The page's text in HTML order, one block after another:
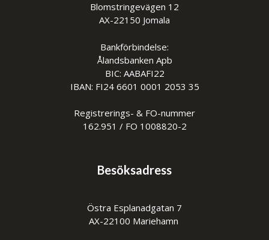
Blomstringevägen 12
AX-22150 Jomala
Bankförbindelse:
Ålandsbanken Apb
BIC: AABAFI22
IBAN: FI24 6601 0001 2053 35
Registrerings- & FO-nummer
162.951 / FO 1008820-2
Besöksadress
Östra Esplanadgatan 7
AX-22100 Mariehamn